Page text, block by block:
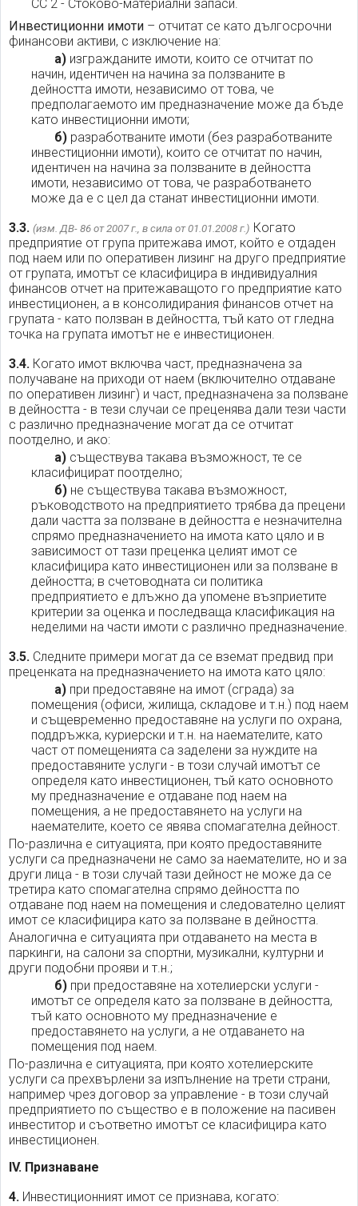
СС 2 - Стоково-материални запаси.
Инвестиционни имоти – отчитат се като дългосрочни
финансови активи, с изключение на:
а)изгражданите имоти, които се отчитат по
начин, идентичен на начина за ползваните в
дейността имоти, независимо от това, че
предполагаемото им предназначение може да бъде
като инвестиционни имоти;
б)разработваните имоти (без разработваните
инвестиционни имоти), които се отчитат по начин,
идентичен на начина за ползваните в дейността
имоти, независимо от това, че разработването
може да е с цел да станат инвестиционни имоти.
3.3. (изм. ДВ- 86 от 2007 г., в сила от 01.01.2008 г.) Когато
предприятие от група притежава имот, който е отдаден
под наем или по оперативен лизинг на друго предприятие
от групата, имотът се класифицира в индивидуалния
финансов отчет на притежаващото го предприятие като
инвестиционен, а в консолидирания финансов отчет на
групата - като ползван в дейността, тъй като от гледна
точка на групата имотът не е инвестиционен.
3.4. Когато имот включва част, предназначена за
получаване на приходи от наем (включително отдаване
по оперативен лизинг) и част, предназначена за ползване
в дейността - в тези случаи се преценява дали тези части
с различно предназначение могат да се отчитат
поотделно, и ако:
а) съществува такава възможност, те се
класифицират поотделно;
б)не съществува такава възможност,
ръководството на предприятието трябва да прецени
дали частта за ползване в дейността е незначителна
спрямо предназначението на имота като цяло и в
зависимост от тази преценка целият имот се
класифицира като инвестиционен или за ползване в
дейността; в счетоводната си политика
предприятието е длъжно да упомене възприетите
критерии за оценка и последваща класификация на
неделими на части имоти с различно предназначение.
3.5. Следните примери могат да се вземат предвид при
преценката на предназначението на имота като цяло:
а)при предоставяне на имот (сграда) за
помещения (офиси, жилища, складове и т.н.) под наем
и същевременно предоставяне на услуги по охрана,
поддръжка, куриерски и т.н. на наемателите, като
част от помещенията са заделени за нуждите на
предоставяните услуги - в този случай имотът се
определя като инвестиционен, тъй като основното
му предназначение е отдаване под наем на
помещения, а не предоставянето на услуги на
наемателите, което се явява спомагателна дейност.
По-различна е ситуацията, при която предоставяните
услуги са предназначени не само за наемателите, но и за
други лица - в този случай тази дейност не може да се
третира като спомагателна спрямо дейността по
отдаване под наем на помещения и следователно целият
имот се класифицира като за ползване в дейността.
Аналогична е ситуацията при отдаването на места в
паркинги, на салони за спортни, музикални, културни и
други подобни прояви и т.н.;
б)при предоставяне на хотелиерски услуги -
имотът се определя като за ползване в дейността,
тъй като основното му предназначение е
предоставянето на услуги, а не отдаването на
помещения под наем.
По-различна е ситуацията, при която хотелиерските
услуги са прехвърлени за изпълнение на трети страни,
например чрез договор за управление - в този случай
предприятието по същество е в положение на пасивен
инвеститор и съответно имотът се класифицира като
инвестиционен.
IV. Признаване
4. Инвестиционният имот се признава, когато: